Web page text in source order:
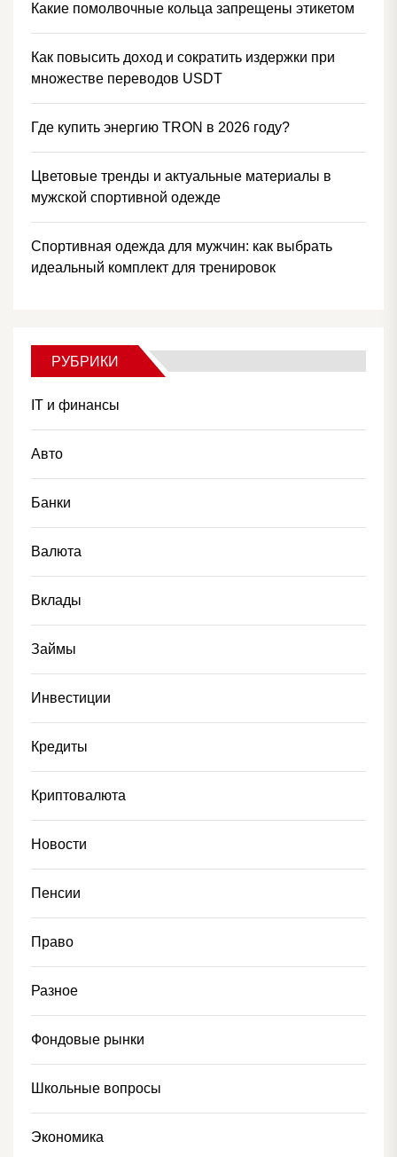
Какие помолвочные кольца запрещены этикетом
Как повысить доход и сократить издержки при
множестве переводов USDT
Где купить энергию TRON в 2026 году?
Цветовые тренды и актуальные материалы в
мужской спортивной одежде
Спортивная одежда для мужчин: как выбрать
идеальный комплект для тренировок
РУБРИКИ
IT и финансы
Авто
Банки
Валюта
Вклады
Займы
Инвестиции
Кредиты
Криптовалюта
Новости
Пенсии
Право
Разное
Фондовые рынки
Школьные вопросы
Экономика